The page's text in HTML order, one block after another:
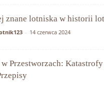
znane lotniska w historii
- 14 czerwca 2024
Przestworzach: